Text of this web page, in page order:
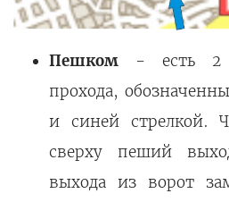
Пешком - есть 2
прохода,
и синей стрелкой.
сверху пеший
выхода из ворот